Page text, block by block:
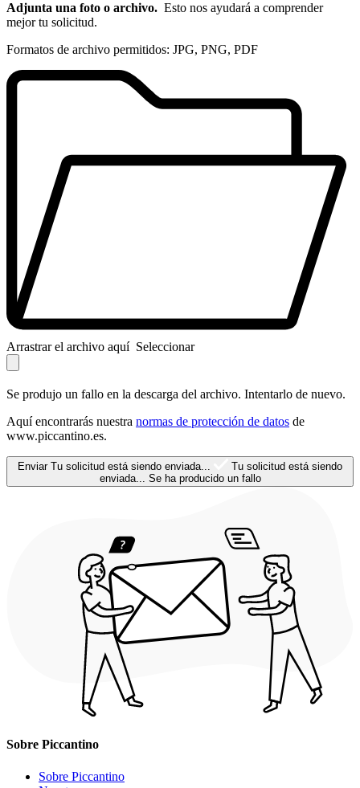
Adjunta una foto o archivo. Esto nos ayudará a comprender
mejor tu solicitud.
Formatos de archivo permitidos: JPG, PNG, PDF
Arrastrar el archivo aquí Seleccionar
Se produjo un fallo en la descarga del archivo. Intentarlo de nuevo.
Aquí encontrarás nuestra normas de protección de datos de
www.piccantino.es.
Enviar Tu solicitud está siendo enviada...
Tu solicitud está siendo
enviada... Se ha producido un fallo
Sobre Piccantino
Sobre Piccantino